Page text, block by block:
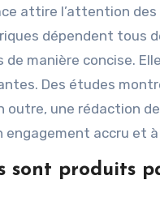
attire l’attention
dépendent tous
manière concise.
Des études
outre, une rédaction
accru et
sont produits